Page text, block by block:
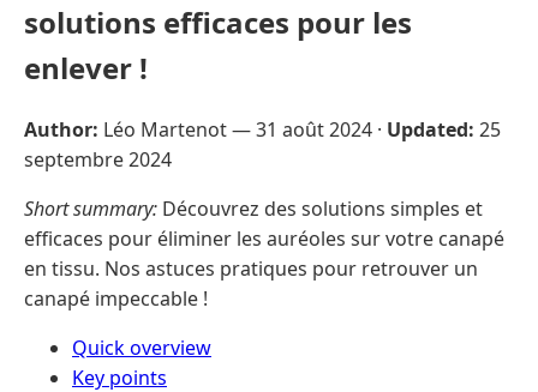
solutions efficaces pour les
enlever !
Author: Léo Martenot —31 août 2024 · Updated: 25
septembre 2024
Short summary: Découvrez des solutions simples et
efficaces pour éliminer les auréoles sur votre canapé
en tissu. Nos astuces pratiques pour retrouver un
canapé impeccable !
Quick overview
Key points